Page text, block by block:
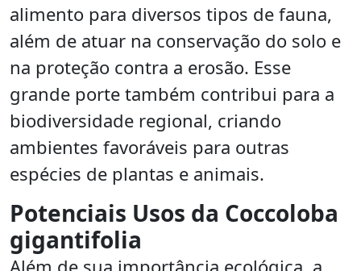
alimento para diversos tipos de fauna,
além de atuar na conservação do solo e
na proteção contra a erosão. Esse
grande porte também contribui para a
biodiversidade regional, criando
ambientes favoráveis para outras
espécies de plantas e animais.
Potenciais Usos da Coccoloba
gigantifolia
Além de sua importância ecológica, a